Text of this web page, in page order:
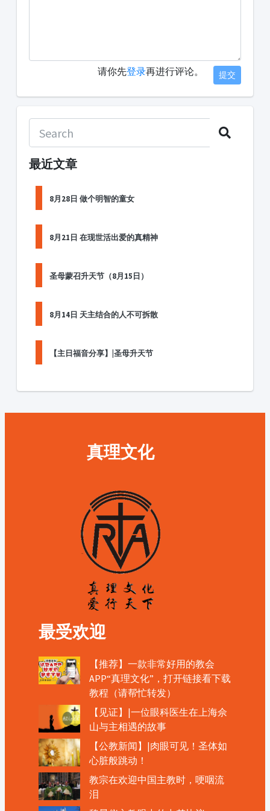
请你先登录再进行评论。 提交
最近文章
8月28日 做个明智的童女
8月21日 在现世活出爱的真精神
圣母蒙召升天节（8月15日）
8月14日 天主结合的人不可拆散
【主日福音分享】|圣母升天节
真理文化
最受欢迎
【推荐】一款非常好用的教会
APP“真理文化”，打开链接看下载
教程（请帮忙转发）
【见证】|一位眼科医生在上海佘
山与主相遇的故事
【公教新闻】|肉眼可见！圣体如
心脏般跳动！
教宗在欢迎中国主教时，哽咽流
泪